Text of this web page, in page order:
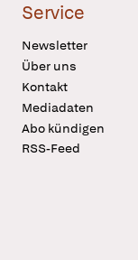
Service
Newsletter
Über uns
Kontakt
Mediadaten
Abo kündigen
RSS-Feed